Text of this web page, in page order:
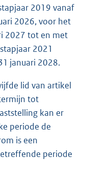
2019 vanaf
2026, voor het
2027 tot en met
2021
januari 2028.
lid van artikel
tot
kan er
periode de
is een
periode